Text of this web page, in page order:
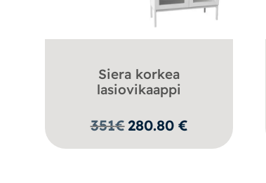
Siera korkea
lasiovikaappi
351€ 280.80 €